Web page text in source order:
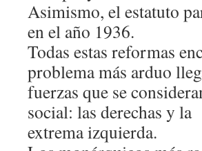
Asimismo, el estatuto
en el año 1936.
Todas estas reformas
problema más arduo
fuerzas que se
social: las derechas y la
extrema izquierda.